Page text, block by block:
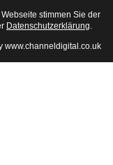
stimmen Sie der
Datenschutzerklärung.